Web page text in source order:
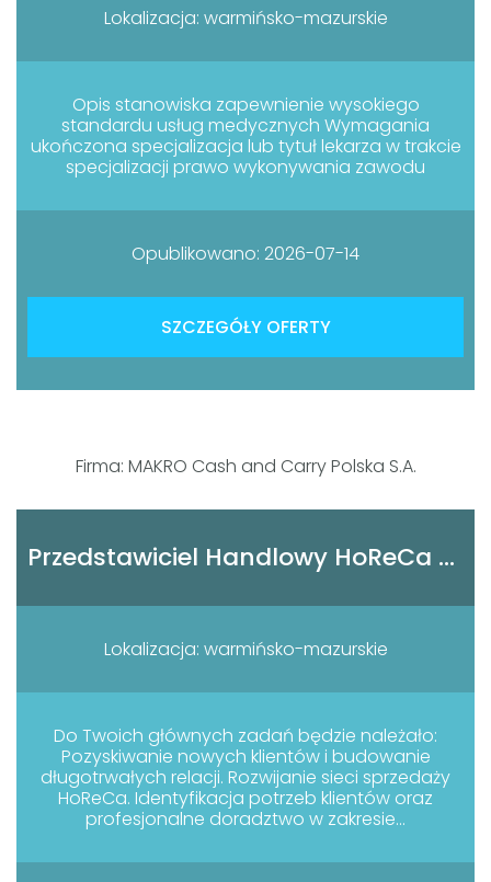
Lokalizacja: warmińsko-mazurskie
Opis stanowiska zapewnienie wysokiego
standardu usług medycznych Wymagania
ukończona specjalizacja lub tytuł lekarza w trakcie
specjalizacji prawo wykonywania zawodu
Opublikowano: 2026-07-14
SZCZEGÓŁY OFERTY
Firma: MAKRO Cash and Carry Polska S.A.
Przedstawiciel Handlowy HoReCa (K/M)
Lokalizacja: warmińsko-mazurskie
Do Twoich głównych zadań będzie należało:
Pozyskiwanie nowych klientów i budowanie
długotrwałych relacji. Rozwijanie sieci sprzedaży
HoReCa. Identyfikacja potrzeb klientów oraz
profesjonalne doradztwo w zakresie...